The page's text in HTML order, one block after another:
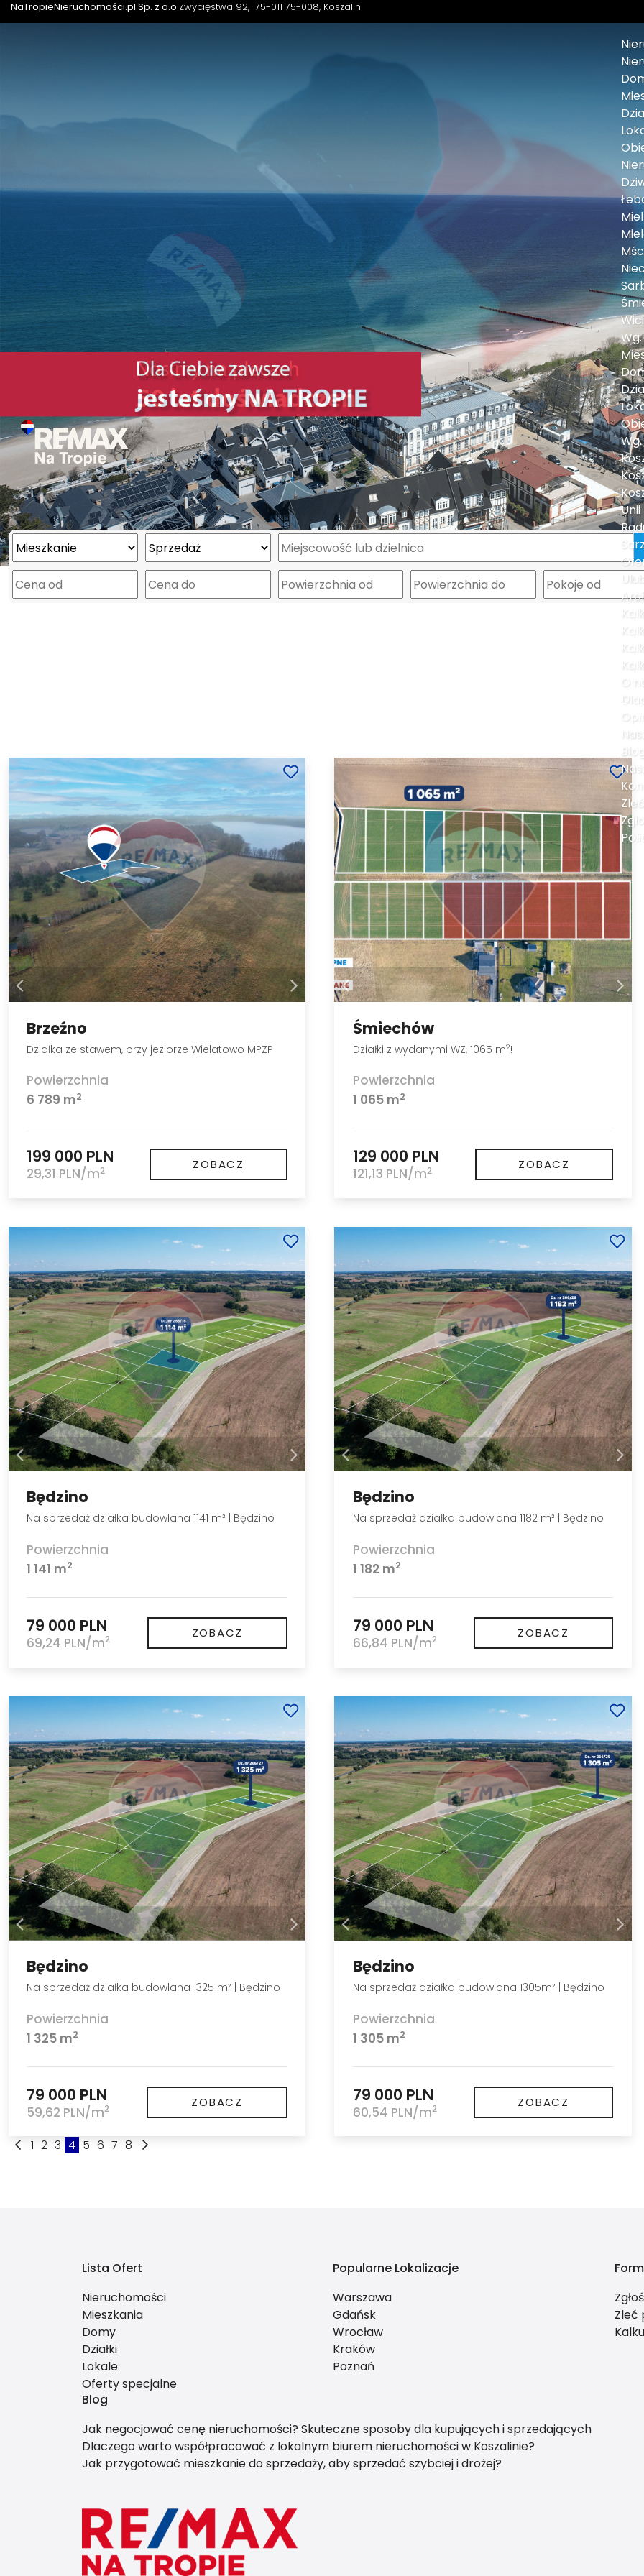
NaTropieNieruchomości.pl Sp. z o.o.Zwycięstwa 92 75-011 75-008, Koszalin
O
Brzeźno
Działka ze stawem, przy jeziorze Wielatowo MPZP
Powierzchnia
6 789 m2
199 000 PLN
29,31 PLN/m2 ZOBACZ
Śmiechów
Działki z wydanymi WZ, 1065 m2!
Powierzchnia
1 065 m2
129 000 PLN
121,13 PLN/m2 ZOBACZ
Będzino
Na sprzedaż działka budowlana 1141 m² | Będzino
Powierzchnia
1 141 m2
79 000 PLN
69,24 PLN/m2 ZOBACZ
Będzino
Na sprzedaż działka budowlana 1182 m² | Będzino
Powierzchnia
1 182 m2
79 000 PLN
66,84 PLN/m2 ZOBACZ
Będzino
Na sprzedaż działka budowlana 1325 m² | Będzino
Powierzchnia
1 325 m2
79 000 PLN
59,62 PLN/m2 ZOBACZ
Będzino
Na sprzedaż działka budowlana 1305m² | Będzino
Powierzchnia
1 305 m2
79 000 PLN
60,54 PLN/m2 ZOBACZ
1 2 3 4 5 6 7 8
Lista Ofert
Nieruchomości
Mieszkania
Domy
Działki
Lokale
Oferty specjalne
Popularne Lokalizacje
Warszawa
Gdańsk
Wrocław
Kraków
Poznań
Zleć
Blog
Jak negocjować cenę nieruchomości? Skuteczne sposoby dla kupujących i sprzedających
Dlaczego warto współpracować z lokalnym biurem nieruchomości w Koszalinie?
Jak przygotować mieszkanie do sprzedaży, aby sprzedać szybciej i drożej?